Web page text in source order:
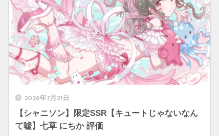
2026年7月21日
【シャニソン】限定SSR【キュートじゃないなん
て嘘】七草 にちか 評価